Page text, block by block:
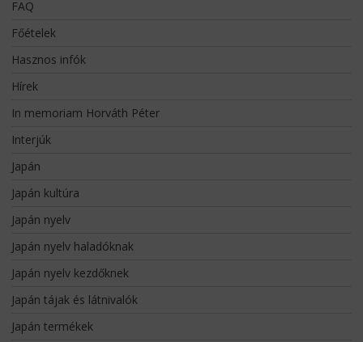
FAQ
Főételek
Hasznos infók
Hírek
In memoriam Horváth Péter
Interjúk
Japán
Japán kultúra
Japán nyelv
Japán nyelv haladóknak
Japán nyelv kezdőknek
Japán tájak és látnivalók
Japán termékek